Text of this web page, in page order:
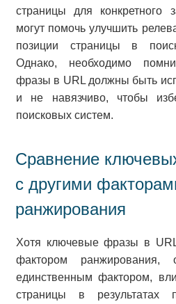
страницы для конкретного
могут помочь улучшить
позиции страницы в
Однако, необходимо
фразы в URL должны быть
и не навязчиво, чтобы
поисковых систем.
Сравнение
с другими
ранжирования
Хотя ключевые фразы в
фактором
единственным фактором,
страницы в результатах